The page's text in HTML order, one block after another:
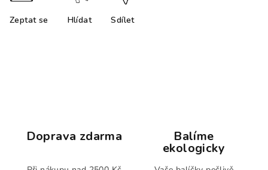
Zeptat se Hlídat Sdílet
Doprava zdarma Balíme
ekologicky